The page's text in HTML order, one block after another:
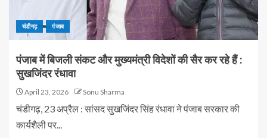
चंडीगढ़ पंजाब
पंजाब में बिजली संकट और मुख्यमंत्री विदेशों की सैर कर रहे हैं :
सुखजिंदर रंधावा
April 23, 2026 Sonu Sharma
चंडीगढ़, 23 अप्रैल : सांसद सुखजिंदर सिंह रंधावा ने पंजाब सरकार की
कार्यशैली पर...